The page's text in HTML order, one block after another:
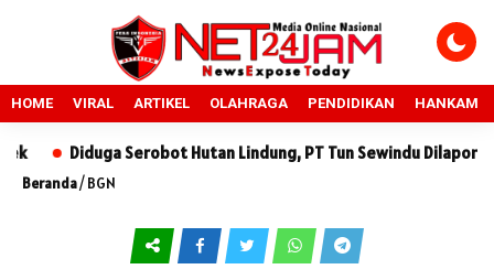
HOME VIRAL ARTIKEL OLAHRAGA PENDIDIKAN HANKAM
Diduga Serobot Hutan Lindung, PT Tun Sewindu Dilaporkan
Beranda/BGN